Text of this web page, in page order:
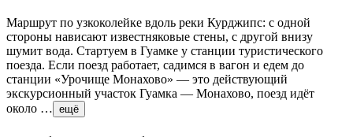
Маршрут по узкоколейке вдоль реки Курджипс: с одной
стороны нависают известняковые стены, с другой внизу
шумит вода. Стартуем в Гуамке у станции туристического
поезда. Если поезд работает, садимся в вагон и едем до
станции «Урочище Монахово» — это действующий
экскурсионный участок Гуамка — Монахово, поезд идёт
около … ещё